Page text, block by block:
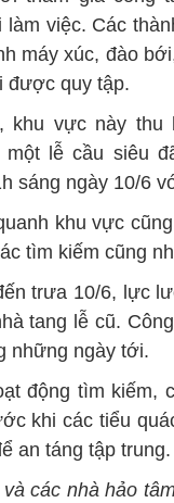
làm việc. Các
máy xúc, đào
được quy tập.
khu vực này
một lễ cầu siêu
sáng ngày 10/6
khu vực
tìm kiếm cũng
trưa 10/6, lực
tang lễ cũ.
những ngày tới.
động tìm kiếm,
khi các tiểu
an táng tập trung.
các nhà hảo